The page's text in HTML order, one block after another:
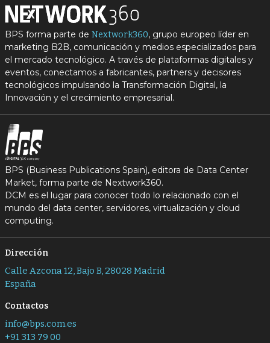
BPS forma parte de Nextwork360, grupo europeo líder en
marketing B2B, comunicación y medios especializados para
el mercado tecnológico. A través de plataformas digitales y
eventos, conectamos a fabricantes, partners y decisores
tecnológicos impulsando la Transformación Digital, la
Innovación y el crecimiento empresarial.
BPS (Business Publications Spain), editora de Data Center
Market, forma parte de Nextwork360.
DCM es el lugar para conocer todo lo relacionado con el
mundo del data center, servidores, virtualización y cloud
computing.
Dirección
Calle Azcona 12, Bajo B, 28028 Madrid
España
Contactos
info@bps.com.es
+91 313 79 00